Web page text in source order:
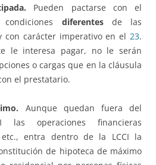
Pueden pactarse con el
diferentesde las
con carácter imperativo en el 23.
le interesa pagar, no le serán
o cargas que en la cláusula
el prestatario.
Aunque quedan fuera del
operaciones financieras
etc., entra dentro de la LCCI la
de hipoteca de máximo